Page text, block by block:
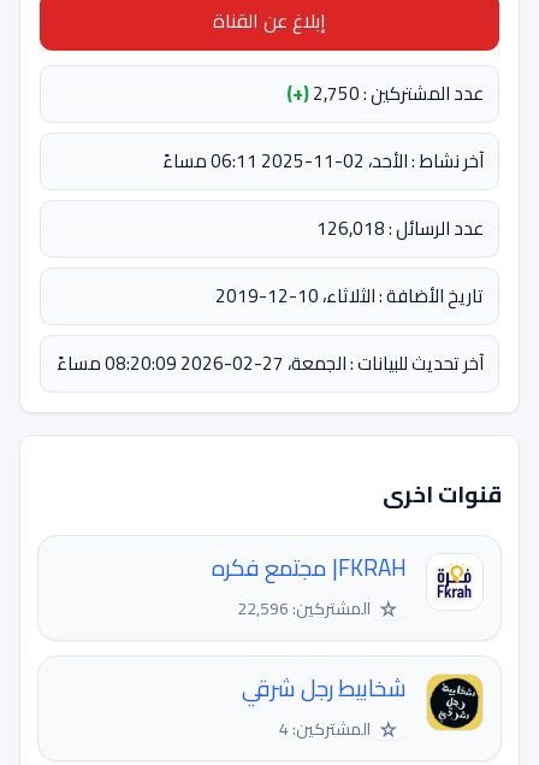
إبلاغ عن القناة
عدد المشتركين : 2,750
(+)
آخر نشاط : الأحد، 02-11-2025 06:11 مساءً
عدد الرسائل : 126,018
تاريخ الأضافة : الثلاثاء، 10-12-2019
آخر تحديث للبيانات : الجمعة، 27-02-2026 08:20:09 مساءً
قنوات اخرى
FKRAH| مجتمع فكره
☆ المشتركين: 22,596
شخابيط رجل شرقي
☆ المشتركين: 4